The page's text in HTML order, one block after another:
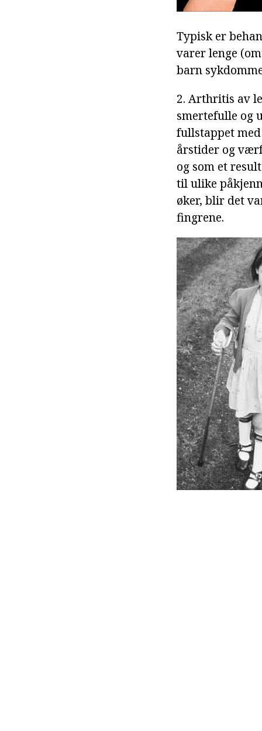
Typisk er
varer lenge
barn
2. Arthritis av
smertefulle og
fullstappet
årstider og
og som et
til ulike
øker, blir det
fingrene.